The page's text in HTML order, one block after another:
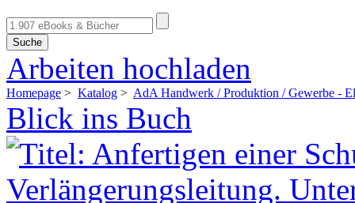
Suche
Arbeiten hochladen
Homepage > Katalog > AdA Handwerk / Produktion / Gewerbe -
Blick ins Buch